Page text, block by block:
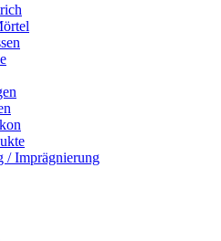
/ Imprägnierung